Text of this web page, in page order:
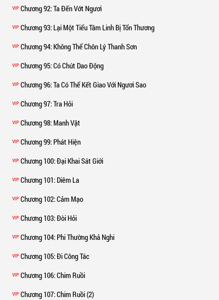
VIP Chương 92: Ta Đến Vớt Ngươi
VIP Chương 93: Lại Một Tiểu Tâm Linh Bị Tổn Thương
VIP Chương 94: Không Thể Chôn Lý Thanh Sơn
VIP Chương 95: Có Chút Dao Động
VIP Chương 96: Ta Có Thể Kết Giao Với Ngươi Sao
VIP Chương 97: Tra Hỏi
VIP Chương 98: Manh Vật
VIP Chương 99: Phát Hiện
VIP Chương 100: Đại Khai Sát Giới
VIP Chương 101: Diêm La
VIP Chương 102: Cảm Mạo
VIP Chương 103: Đòi Hỏi
VIP Chương 104: Phi Thường Khả Nghi
VIP Chương 105: Đi Công Tác
VIP Chương 106: Chim Ruồi
VIP Chương 107: Chim Ruồi (2)